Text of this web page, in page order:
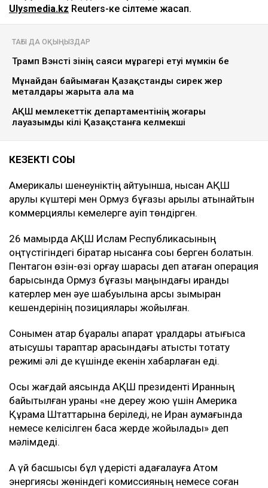
Ulysmedia.kz Reuters-ке сілтеме жасап.
ТАҒЫ ДА ОҚЫҢЫЗДАР
Трамп Вэнсті өзінің саяси мұрагері етуі мүмкін бе
Мұнайдан байымаған Қазақстанды сирек жер
металдары жарыта ала ма
АҚШ мемлекеттік департаментінің жоғары
лауазымды өкілі Қазақстанға келмекші
КЕЗЕКТІ СОҚҚЫ
Америкалық шенеуніктің айтуынша, нысан АҚШ
қарулы күштері мен Ормуз бұғазы арқылы қатынайтын
коммерциялық кемелерге қауіп төндірген.
26 мамырда АҚШ Ислам Республикасының
оңтүстігіндегі бірқатар нысанға соққы берген болатын.
Пентагон өзін-өзі қорғау шарасы деп атаған операция
барысында Ормуз бұғазы маңындағы ирандық
катерлер мен әуе шабуылына қарсы зымыран
кешендерінің позициялары жойылған.
Сонымен қатар бұқаралық ақпарат құралдары қақтығысқа
қатысушы тараптар арасындағы атысты тоқтату
режимі әлі де күшінде екенін хабарлаған еді.
Осы жағдай аясында АҚШ президенті Иранның
байытылған ураны «не дереу жою үшін Америка
Құрама Штаттарына беріледі, не Иран аумағында
немесе келісілген басқа жерде жойылады» деп
мәлімдеді.
Ақ үй басшысы бұл үдерісті қадағалауға Атом
энергиясы жөніндегі комиссияның немесе соған